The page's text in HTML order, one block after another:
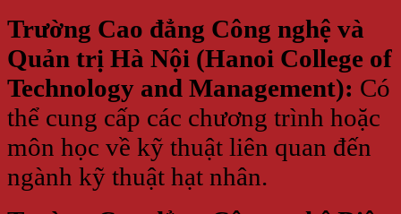
Trường Cao đẳng Công nghệ và
Quản trị Hà Nội (Hanoi College of
Technology and Management): Có
thể cung cấp các chương trình hoặc
môn học về kỹ thuật liên quan đến
ngành kỹ thuật hạt nhân.